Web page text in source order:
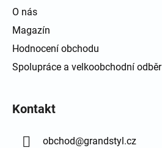
O nás
Magazín
Hodnocení obchodu
Spolupráce a velkoobchodní odběr
Kontakt
obchod@grandstyl.cz